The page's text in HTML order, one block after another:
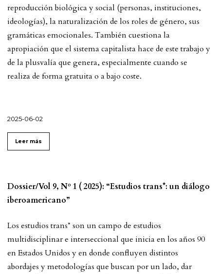
reproducción biológica y social (personas, instituciones,
ideologías), la naturalización de los roles de género, sus
gramáticas emocionales. También cuestiona la
apropiación que el sistema capitalista hace de este trabajo y
de la plusvalía que genera, especialmente cuando se
realiza de forma gratuita o a bajo coste.
2025-06-02
Leer más
Dossier/Vol 9, Nº 1 ( 2025): “Estudios trans*: un diálogo
iberoamericano”
Los estudios trans* son un campo de estudios
multidisciplinar e interseccional que inicia en los años 90
en Estados Unidos y en donde confluyen distintos
abordajes y metodologías que buscan por un lado, dar